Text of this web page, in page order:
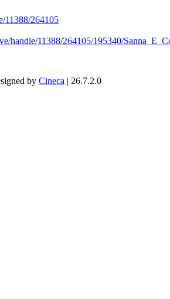
11388/264105
handle/11388/264105/195340/
by Cineca | 26.7.2.0